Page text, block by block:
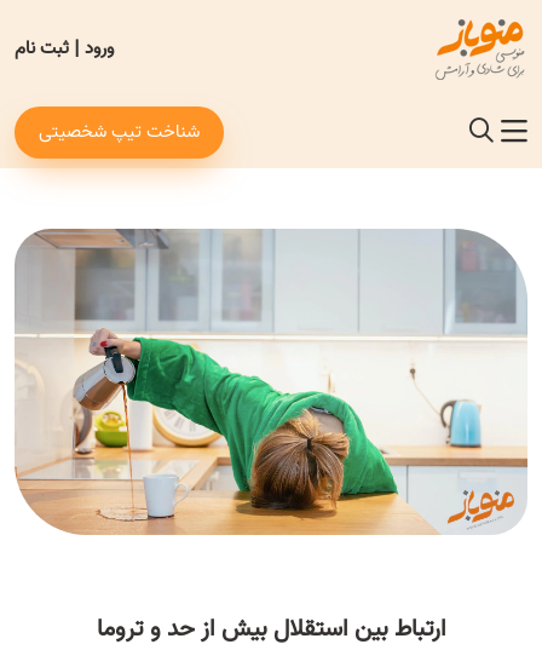
ورود| ثبت نام
شناخت تیپ شخصیتی
ارتباط بین استقلال بیش از حد و تروما